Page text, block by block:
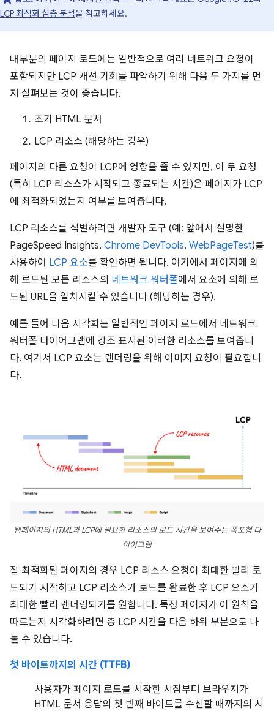
LCP 최적화 심층 분석을 참고하세요.
대부분의 페이지 로드에는 일반적으로 여러 네트워크 요청이
포함되지만 LCP 개선 기회를 파악하기 위해 다음 두 가지를 먼
저 살펴보는 것이 좋습니다.
초기 HTML 문서
LCP 리소스 (해당하는 경우)
페이지의 다른 요청이 LCP에 영향을 줄 수 있지만, 이 두 요청
(특히 LCP 리소스가 시작되고 종료되는 시간)은 페이지가 LCP
에 최적화되었는지 여부를 보여줍니다.
LCP 리소스를 식별하려면 개발자 도구 (예: 앞에서 설명한
PageSpeed Insights, Chrome DevTools, WebPageTest)를
사용하여 LCP 요소를 확인하면 됩니다. 여기에서 페이지에 의
해 로드된 모든 리소스의 네트워크 워터폴에서 요소에 의해 로
드된 URL을 일치시킬 수 있습니다 (해당하는 경우).
예를 들어 다음 시각화는 일반적인 페이지 로드에서 네트워크
워터폴 다이어그램에 강조 표시된 이러한 리소스를 보여줍니
다. 여기서 LCP 요소는 렌더링을 위해 이미지 요청이 필요합니
다.
웹페이지의 HTML과 LCP에 필요한 리소스의 로드 시간을 보여주는 폭포형 다
이어그램
잘 최적화된 페이지의 경우 LCP 리소스 요청이 최대한 빨리 로
드되기 시작하고 LCP 리소스가 로드를 완료한 후 LCP 요소가
최대한 빨리 렌더링되기를 원합니다. 특정 페이지가 이 원칙을
따르는지 시각화하려면 총 LCP 시간을 다음 하위 부분으로 나
눌 수 있습니다.
첫 바이트까지의 시간 (TTFB)
사용자가 페이지 로드를 시작한 시점부터 브라우저가
HTML 문서 응답의 첫 번째 바이트를 수신할 때까지의 시